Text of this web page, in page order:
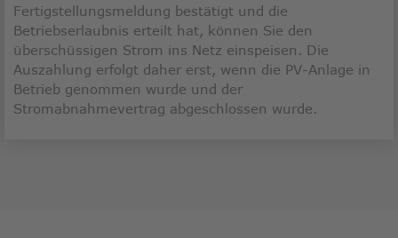
Fertigstellungsmeldung bestätigt und die
Betriebserlaubnis erteilt hat, können Sie den
überschüssigen Strom ins Netz einspeisen. Die
Auszahlung erfolgt daher erst, wenn die PV-Anlage in
Betrieb genommen wurde und der
Stromabnahmevertrag abgeschlossen wurde.